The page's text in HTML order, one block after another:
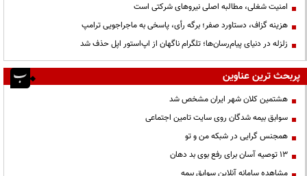
‌امنیت شغلی، مطالبه اصلی نیروهای شرکتی است
هزینه گزاف، دستاورد صفر؛ برگه رأی، پاسخی به ماجراجویی ترامپ
زلزله در دنیای پیام‌رسان‌ها؛ تلگرام ناگهان از اپ‌استور اپل حذف شد
پربحث ترین عناوین
هشتمین کلان شهر ایران مشخص شد
سوابق بیمه شدگان روی سایت تامین اجتماعی
همجنس گرایی در شبکه من و تو
13 توصیه آسان برای رفع بوی بد دهان
مشاهده سامانه آنلاين سوابق بیمه